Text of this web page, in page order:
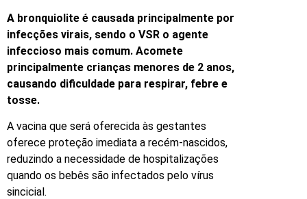
A bronquiolite é causada principalmente por
infecções virais, sendo o VSR o agente
infeccioso mais comum. Acomete
principalmente crianças menores de 2 anos,
causando dificuldade para respirar, febre e
tosse.
A vacina que será oferecida às gestantes
oferece proteção imediata a recém-nascidos,
reduzindo a necessidade de hospitalizações
quando os bebês são infectados pelo vírus
sincicial.